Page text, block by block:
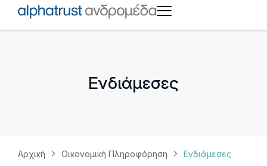
Ενδιάμεσες
Αρχική Οικονομική Πληροφόρηση Ενδιάμεσες